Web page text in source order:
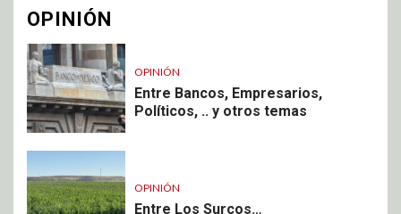
OPINIÓN
OPINIÓN
Entre Bancos, Empresarios,
Políticos, .. y otros temas
OPINIÓN
Entre Los Surcos…